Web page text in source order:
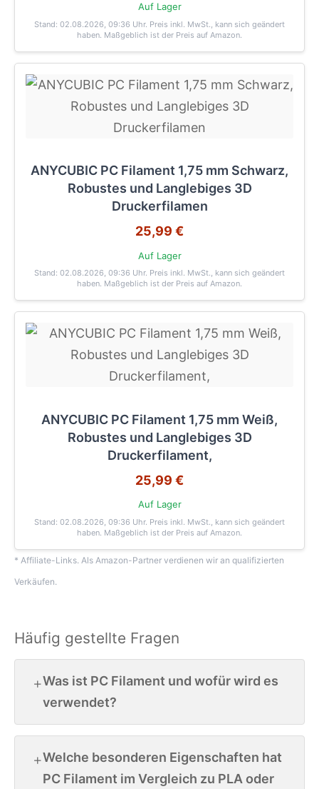
Auf Lager
Stand: 02.08.2026, 09:36 Uhr. Preis inkl. MwSt., kann sich geändert
haben. Maßgeblich ist der Preis auf Amazon.
ANYCUBIC PC Filament 1,75 mm Schwarz,
Robustes und Langlebiges 3D
Druckerfilamen
25,99 €
Auf Lager
Stand: 02.08.2026, 09:36 Uhr. Preis inkl. MwSt., kann sich geändert
haben. Maßgeblich ist der Preis auf Amazon.
ANYCUBIC PC Filament 1,75 mm Weiß,
Robustes und Langlebiges 3D
Druckerfilament,
25,99 €
Auf Lager
Stand: 02.08.2026, 09:36 Uhr. Preis inkl. MwSt., kann sich geändert
haben. Maßgeblich ist der Preis auf Amazon.
* Affiliate-Links. Als Amazon-Partner verdienen wir an qualifizierten
Verkäufen.
Häufig gestellte Fragen
Was ist PC Filament und wofür wird es
verwendet?
Welche besonderen Eigenschaften hat
PC Filament im Vergleich zu PLA oder